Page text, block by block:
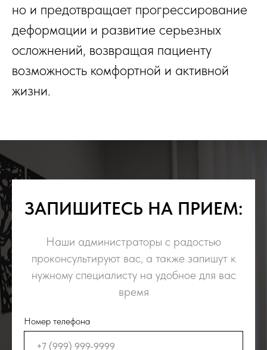
но и предотвращает прогрессирование
деформации и развитие серьезных
осложнений, возвращая пациенту
возможность комфортной и активной
жизни.
ЗАПИШИТЕСЬ НА ПРИЕМ:
Наши администраторы с радостью
проконсультируют вас, а также запишут к
нужному специалисту на удобное для вас
время
Номер телефона